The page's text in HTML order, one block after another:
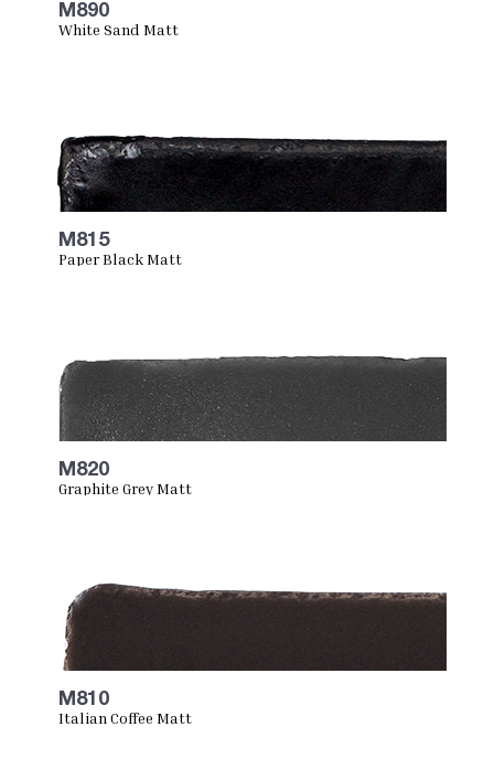
M890
White Sand Matt
M815
Paper Black Matt
M820
Graphite Grey Matt
M810
Italian Coffee Matt